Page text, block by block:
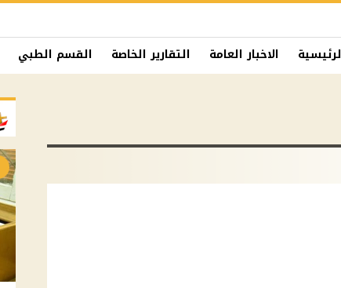
الاخبار العامة التقارير الخاصة القسم الطبي